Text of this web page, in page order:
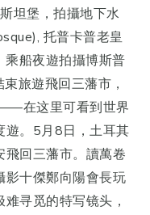
坦堡，拍攝地下水
托普卡普老皇
船夜遊拍攝博斯普
旅遊飛回三藩市，
在这里可看到世界
遊。5月8日，土耳其
回三藩市。讀萬卷
影十傑鄭向陽會長玩
寻觅的特写镜头，